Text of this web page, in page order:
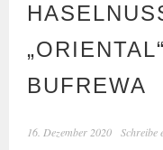
BUFREWA
16. Dezember 2020 Schreibe